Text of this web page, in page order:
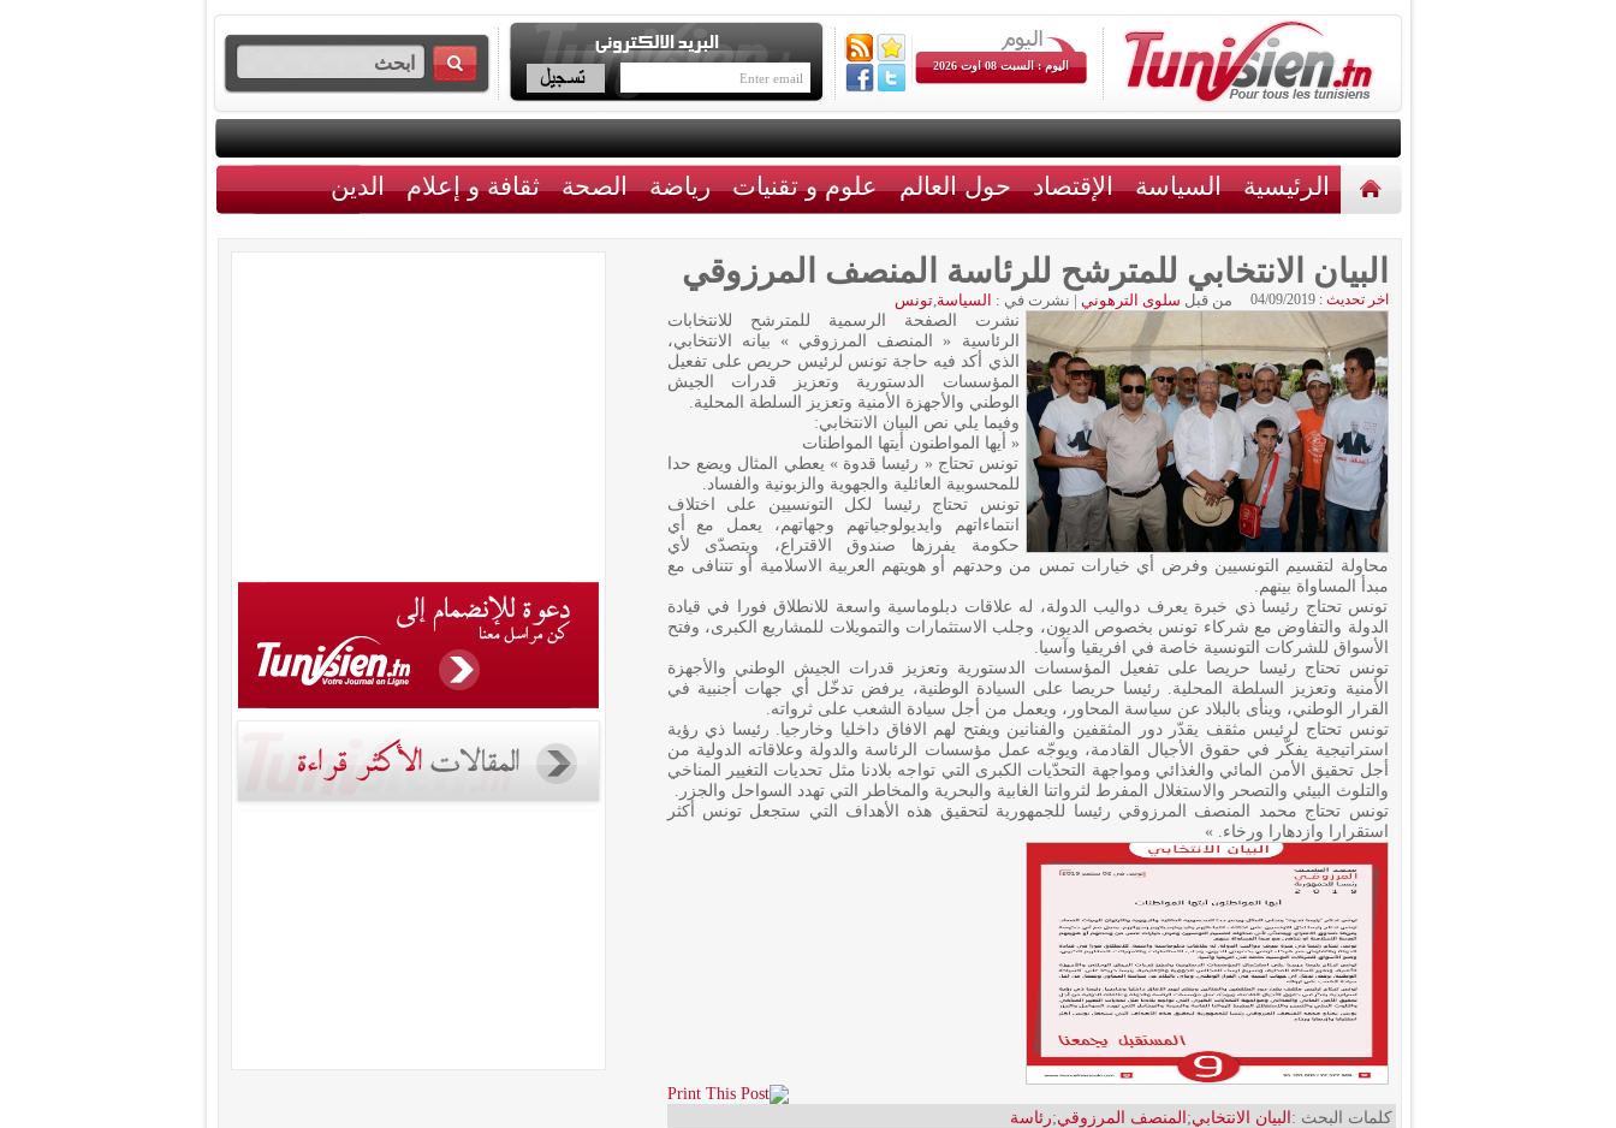
اليوم : السبت 08 اوت 2026
الرئيسية السياسة الإقتصاد حول العالم علوم و تقنيات رياضة الصحة ثقافة و إعلام الدين
البيان الانتخابي للمترشح للرئاسة المنصف المرزوقي
اخر تحديث : 04/09/2019 من قبل سلوى الترهوني | نشرت في : السياسة,تونس
نشرت الصفحة الرسمية للمترشح للانتخابات
الرئاسية « المنصف المرزوقي » بيانه الانتخابي،
الذي أكد فيه حاجة تونس لرئيس حريص على تفعيل
المؤسسات الدستورية وتعزيز قدرات الجيش
الوطني والأجهزة الأمنية وتعزيز السلطة المحلية.
وفيما يلي نص البيان الانتخابي:
« أيها المواطنون أيتها المواطنات
تونس تحتاج « رئيسا قدوة » يعطي المثال ويضع حدا
للمحسوبية العائلية والجهوية والزبونية والفساد.
تونس تحتاج رئيسا لكل التونسيين على اختلاف
انتماءاتهم وايديولوجياتهم وجهاتهم، يعمل مع أي
حكومة يفرزها صندوق الاقتراع، ويتصدّى لأي
محاولة لتقسيم التونسيين وفرض أي خيارات تمس من وحدتهم أو هويتهم العربية الاسلامية أو تتنافى مع
مبدأ المساواة بينهم.
تونس تحتاج رئيسا ذي خبرة يعرف دواليب الدولة، له علاقات دبلوماسية واسعة للانطلاق فورا في قيادة
الدولة والتفاوض مع شركاء تونس بخصوص الديون، وجلب الاستثمارات والتمويلات للمشاريع الكبرى، وفتح
الأسواق للشركات التونسية خاصة في افريقيا وآسيا.
تونس تحتاج رئيسا حريصا على تفعيل المؤسسات الدستورية وتعزيز قدرات الجيش الوطني والأجهزة
الأمنية وتعزيز السلطة المحلية. رئيسا حريصا على السيادة الوطنية، يرفض تدخّل أي جهات أجنبية في
القرار الوطني، وينأى بالبلاد عن سياسة المحاور، ويعمل من أجل سيادة الشعب على ثرواته.
تونس تحتاج لرئيس مثقف يقدّر دور المثقفين والفنانين ويفتح لهم الافاق داخليا وخارجيا. رئيسا ذي رؤية
استراتيجية يفكّر في حقوق الأجيال القادمة، ويوجّه عمل مؤسسات الرئاسة والدولة وعلاقاته الدولية من
أجل تحقيق الأمن المائي والغذائي ومواجهة التحدّيات الكبرى التي تواجه بلادنا مثل تحديات التغيير المناخي
والتلوث البيئي والتصحر والاستغلال المفرط لثرواتنا الغابية والبحرية والمخاطر التي تهدد السواحل والجزر.
تونس تحتاج محمد المنصف المرزوقي رئيسا للجمهورية لتحقيق هذه الأهداف التي ستجعل تونس أكثر
استقرارا وازدهارا ورخاء. »
كلمات البحث : البيان الانتخابي; المنصف المرزوقي;رئاسة